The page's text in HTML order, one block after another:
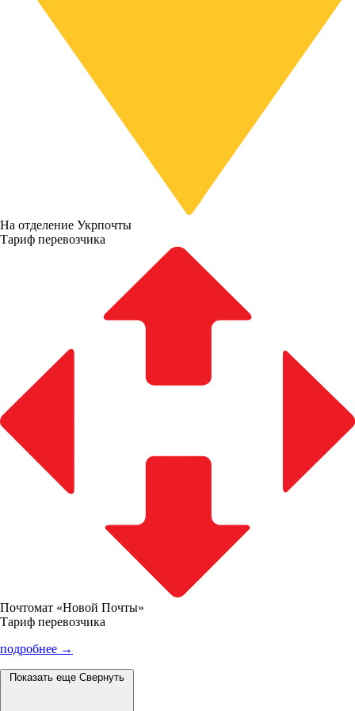
На отделение Укрпочты
Тариф перевозчика
Почтомат «Новой Почты»
Тариф перевозчика
подробнее →
Показать еще Свернуть